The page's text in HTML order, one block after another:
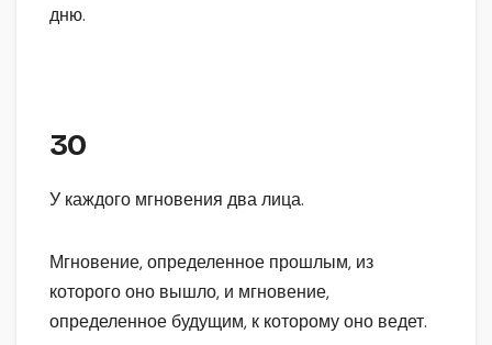
дню.
30
У каждого мгновения два лица.
Мгновение, определенное прошлым, из
которого оно вышло, и мгновение,
определенное будущим, к которому оно ведет.